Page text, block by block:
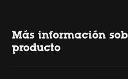
Más información
producto